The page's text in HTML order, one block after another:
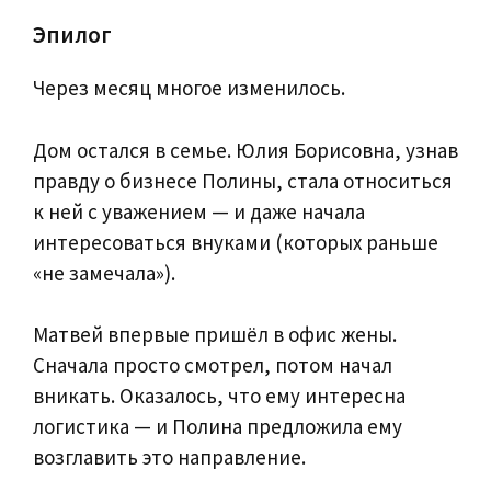
Эпилог
Через месяц многое изменилось.
Дом остался в семье. Юлия Борисовна, узнав
правду о бизнесе Полины, стала относиться
к ней с уважением — и даже начала
интересоваться внуками (которых раньше
«не замечала»).
Матвей впервые пришёл в офис жены.
Сначала просто смотрел, потом начал
вникать. Оказалось, что ему интересна
логистика — и Полина предложила ему
возглавить это направление.